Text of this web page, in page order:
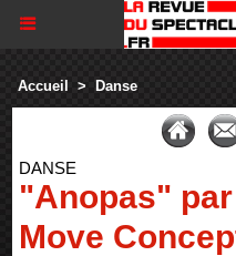
Accueil > Danse
DANSE
"Anopas"
Move